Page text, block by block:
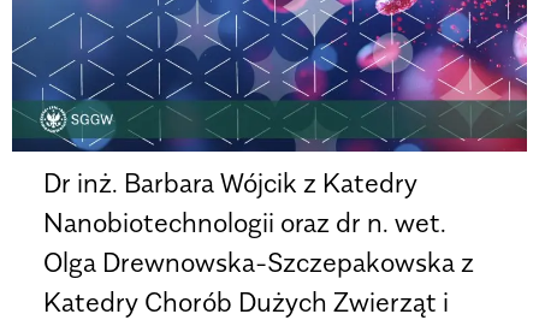
Dr inż. Barbara Wójcik z Katedry
Nanobiotechnologii oraz dr n. wet.
Olga Drewnowska-Szczepakowska z
Katedry Chorób Dużych Zwierząt i